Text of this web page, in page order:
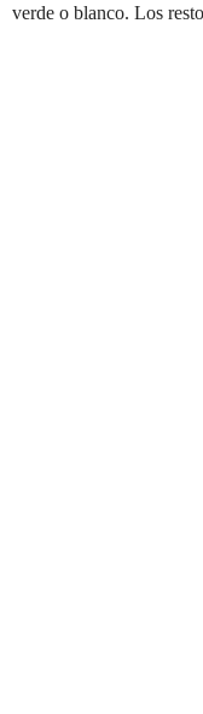
verde o blanco. Los